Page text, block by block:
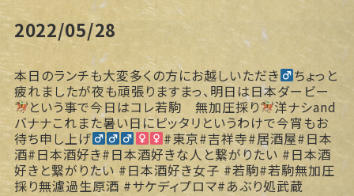
2022/05/28
本日のランチも大変多くの方にお越しいただき‍
ちょっと
疲れましたが夜も頑張りますまっ、明日は日本ダービー
という事で今日はコレ若駒 無加圧採り
洋ナシand
バナナこれまた暑い日にピッタリというわけで今宵もお
待ち申し上げ‍
#東京#吉祥寺#居酒屋#日本
酒#日本酒好き#日本酒好きな人と繋がりたい #日本酒
好きと繋がりたい #日本酒好き女子 #若駒#若駒無加圧
採り無濾過生原酒 #サケディプロマ#あぶり処武蔵